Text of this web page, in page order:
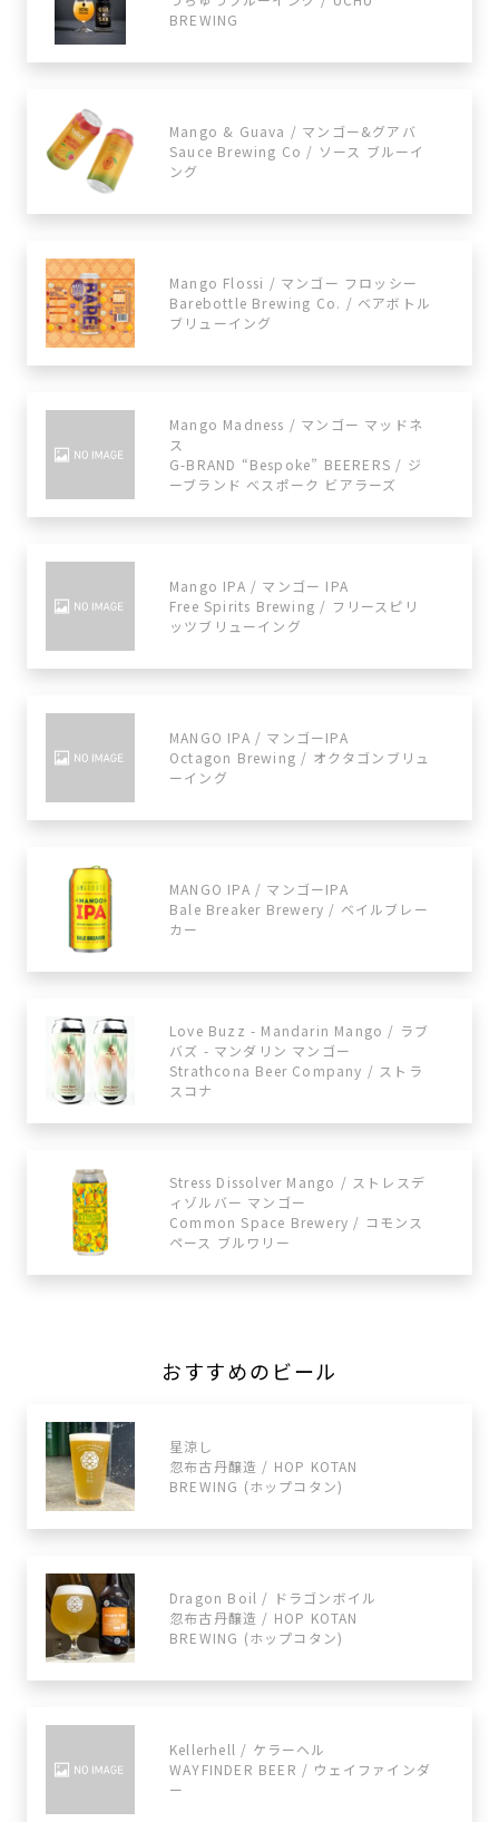
BREWING
Mango & Guava / マンゴー&グアバ
Sauce Brewing Co / ソース ブルーイ
ング
Mango Flossi / マンゴー フロッシー
Barebottle Brewing Co. / ベアボトル
ブリューイング
Mango Madness / マンゴー マッドネ
ス
G-BRAND “Bespoke” BEERERS / ジ
ーブランド べスポーク ビアラーズ
Mango IPA / マンゴー IPA
Free Spirits Brewing / フリースピリ
ッツブリューイング
MANGO IPA / マンゴーIPA
Octagon Brewing / オクタゴンブリュ
ーイング
MANGO IPA / マンゴーIPA
Bale Breaker Brewery / ベイルブレー
カー
Love Buzz - Mandarin Mango / ラブ
バズ - マンダリン マンゴー
Strathcona Beer Company / ストラ
スコナ
Stress Dissolver Mango / ストレスデ
ィゾルバー マンゴー
Common Space Brewery / コモンス
ペース ブルワリー
おすすめのビール
星涼し
忽布古丹醸造 / HOP KOTAN
BREWING (ホップコタン)
Dragon Boil / ドラゴンボイル
忽布古丹醸造 / HOP KOTAN
BREWING (ホップコタン)
Kellerhell / ケラーヘル
WAYFINDER BEER / ウェイファインダ
ー